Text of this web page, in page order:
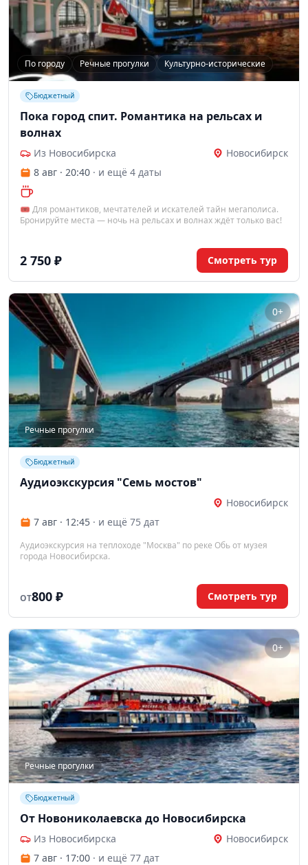
По городу Речные прогулки Культурно-исторические
Бюджетный
Пока город спит. Романтика на рельсах и
волнах
Из Новосибирска
Новосибирск
8 авг · 20:40 · и ещё 4 даты
🎟 Для романтиков, мечтателей и искателей тайн мегаполиса.
Бронируйте места — ночь на рельсах и волнах ждёт только вас!
2 750 ₽ Смотреть тур
0+
Речные прогулки
Бюджетный
Аудиоэкскурсия "Семь мостов"
Новосибирск
7 авг · 12:45 · и ещё 75 дат
Аудиоэкскурсия на теплоходе "Москва" по реке Обь от музея
города Новосибирска.
ОТ800 ₽ Смотреть тур
0+
Речные прогулки
Бюджетный
От Новониколаевска до Новосибирска
Из Новосибирска
Новосибирск
7 авг · 17:00 · и ещё 77 дат